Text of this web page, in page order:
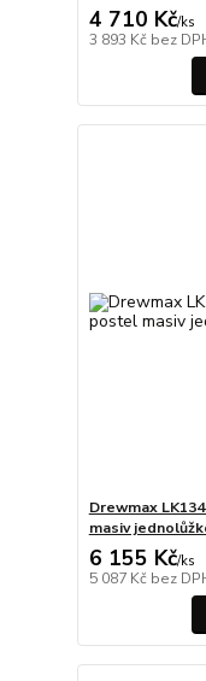
4 710 Kč/ks
3 893 Kč bez
Drewmax
masiv
6 155 Kč/ks
5 087 Kč bez